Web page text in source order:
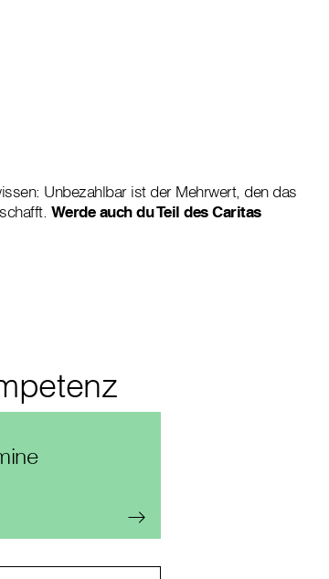
Unbezahlbar ist der Mehrwert, den das
Werde auch du Teil des Caritas